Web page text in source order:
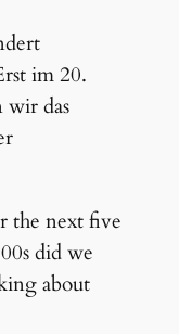
im 20.
wir das
the next five
did we
about